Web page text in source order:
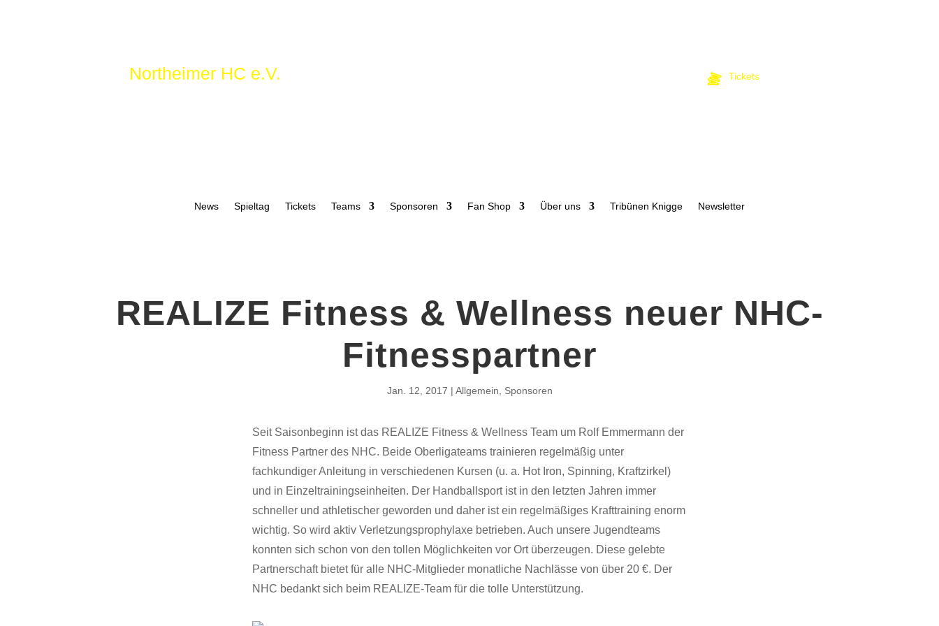
Northeimer HC e.V. Tickets
News Spieltag Tickets Teams Sponsoren Fan Shop Über uns Tribünen Knigge Newsletter
REALIZE Fitness & Wellness neuer NHC-
Fitnesspartner
Jan. 12, 2017 Allgemein Sponsoren
Seit Saisonbeginn ist das REALIZE Fitness & Wellness Team um Rolf Emmermann der
Fitness Partner des NHC. Beide Oberligateams trainieren regelmäßig unter
fachkundiger Anleitung in verschiedenen Kursen (u. a. Hot Iron, Spinning, Kraftzirkel)
und in Einzeltrainingseinheiten. Der Handballsport ist in den letzten Jahren immer
schneller und athletischer geworden und daher ist ein regelmäßiges Krafttraining enorm
wichtig. So wird aktiv Verletzungsprophylaxe betrieben. Auch unsere Jugendteams
konnten sich schon von den tollen Möglichkeiten vor Ort überzeugen. Diese gelebte
Partnerschaft bietet für alle NHC-Mitglieder monatliche Nachlässe von über 20 €. Der
NHC bedankt sich beim REALIZE-Team für die tolle Unterstützung.